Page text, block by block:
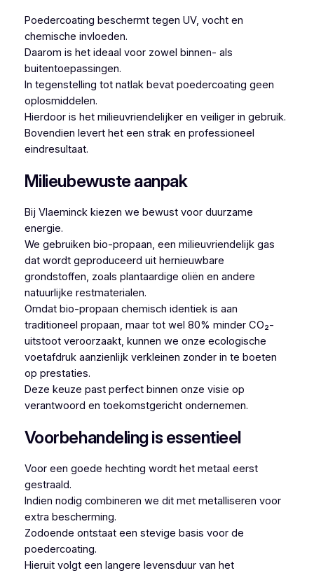
Poedercoating beschermt tegen UV, vocht en
chemische invloeden.
Daarom is het ideaal voor zowel binnen- als
buitentoepassingen.
In tegenstelling tot natlak bevat poedercoating geen
oplosmiddelen.
Hierdoor is het milieuvriendelijker en veiliger in gebruik.
Bovendien levert het een strak en professioneel
eindresultaat.
Milieubewuste aanpak
Bij Vlaeminck kiezen we bewust voor duurzame
energie.
We gebruiken bio-propaan, een milieuvriendelijk gas
dat wordt geproduceerd uit hernieuwbare
grondstoffen, zoals plantaardige oliën en andere
natuurlijke restmaterialen.
Omdat bio-propaan chemisch identiek is aan
traditioneel propaan, maar tot wel 80% minder CO₂-
uitstoot veroorzaakt, kunnen we onze ecologische
voetafdruk aanzienlijk verkleinen zonder in te boeten
op prestaties.
Deze keuze past perfect binnen onze visie op
verantwoord en toekomstgericht ondernemen.
Voorbehandeling is essentieel
Voor een goede hechting wordt het metaal eerst
gestraald.
Indien nodig combineren we dit met metalliseren voor
extra bescherming.
Zodoende ontstaat een stevige basis voor de
poedercoating.
Hieruit volgt een langere levensduur van het